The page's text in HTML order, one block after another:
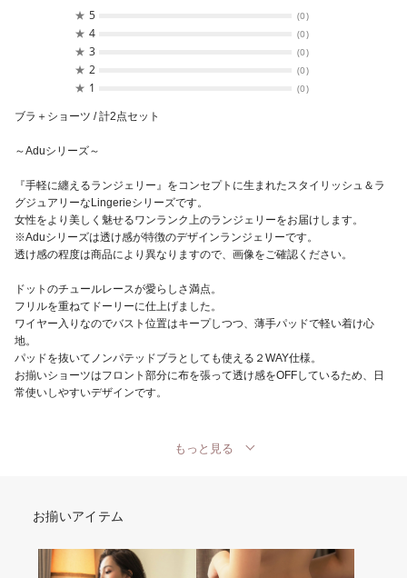
★ 5 (0)
★ 4 (0)
★ 3 (0)
★ 2 (0)
★ 1 (0)
ブラ＋ショーツ / 計2点セット
～Aduシリーズ～
『手軽に纏えるランジェリー』をコンセプトに生まれたスタイリッシュ＆ラ
グジュアリーなLingerieシリーズです。
女性をより美しく魅せるワンランク上のランジェリーをお届けします。
※Aduシリーズは透け感が特徴のデザインランジェリーです。
透け感の程度は商品により異なりますので、画像をご確認ください。
ドットのチュールレースが愛らしさ満点。
フリルを重ねてドーリーに仕上げました。
ワイヤー入りなのでバスト位置はキープしつつ、薄手パッドで軽い着け心
地。
パッドを抜いてノンパテッドブラとしても使える２WAY仕様。
お揃いショーツはフロント部分に布を張って透け感をOFFしているため、日
常使いしやすいデザインです。
もっと見る
お揃いアイテム